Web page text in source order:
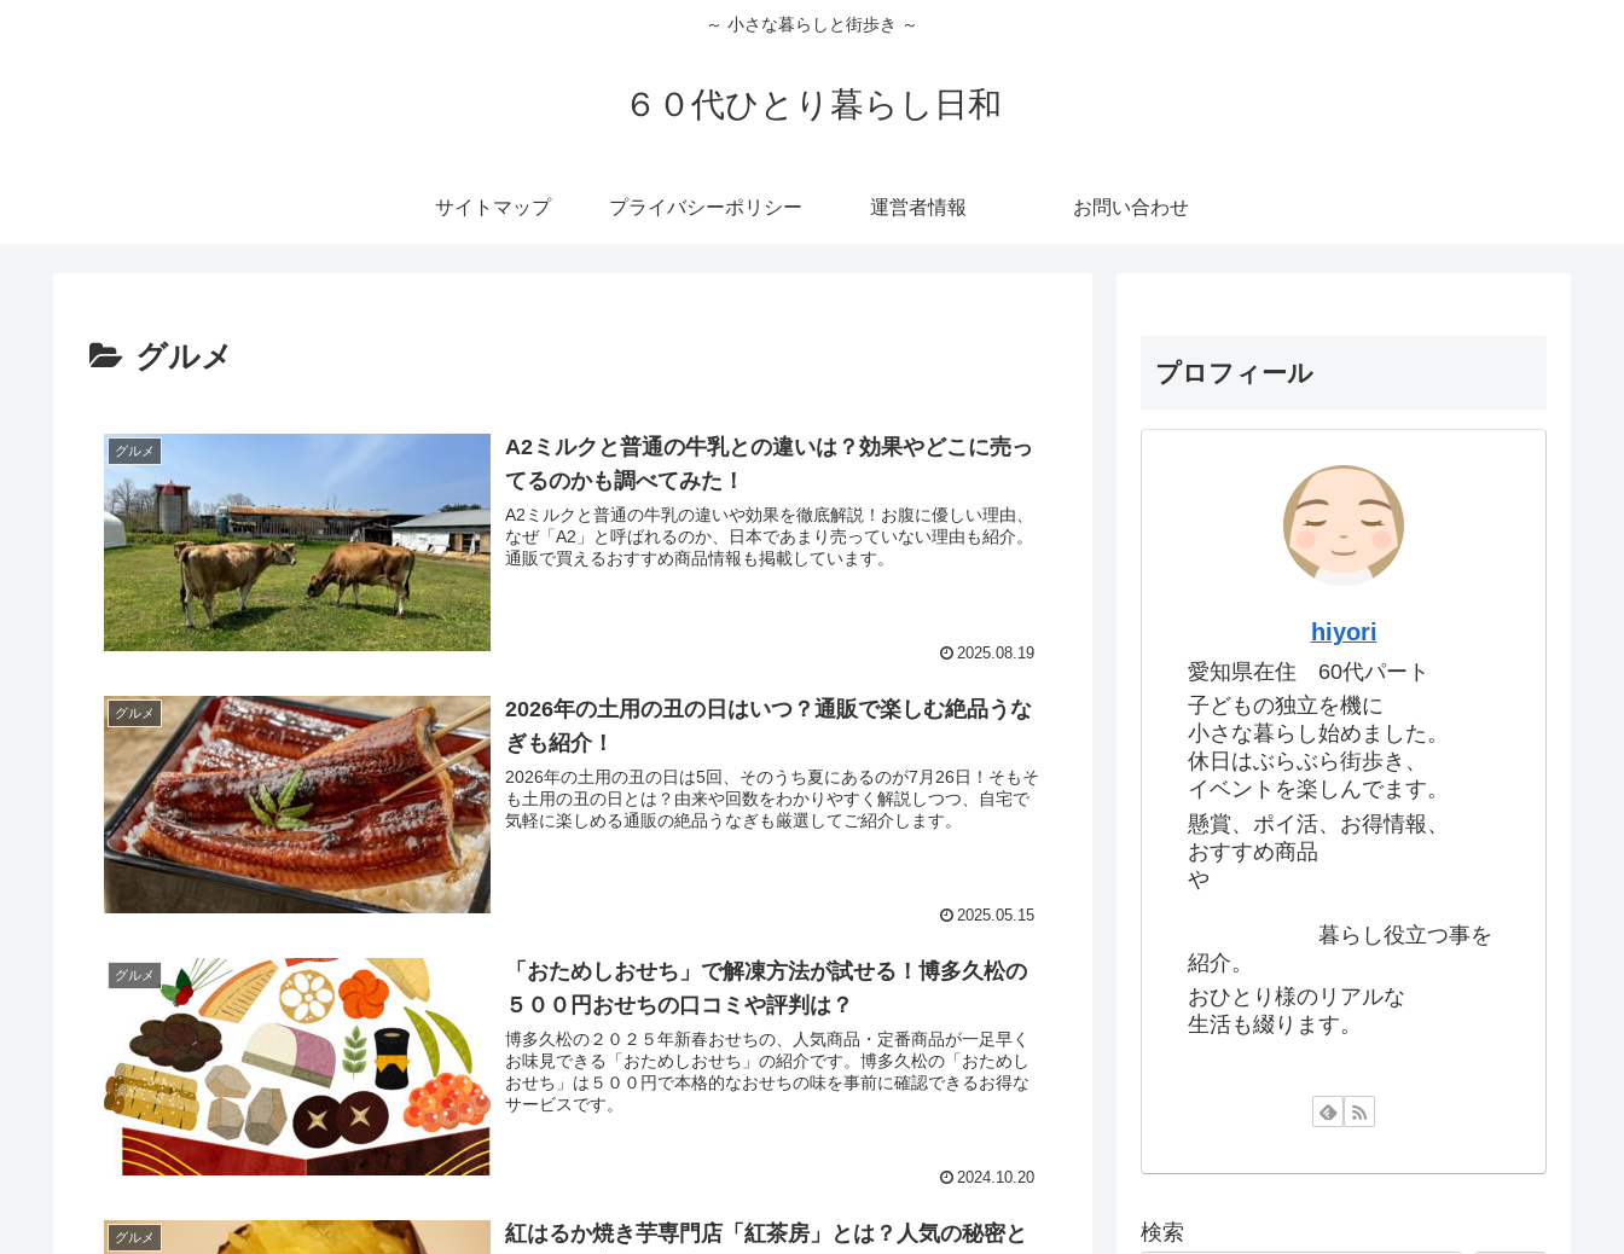
～ 小さな暮らしと街歩き ～
６０代ひとり暮らし日和
サイトマップ プライバシーポリシー 運営者情報 お問い合わせ
グルメ
グルメ
A2ミルクと普通の牛乳との違いは？効果やどこに売っ
てるのかも調べてみた！
A2ミルクと普通の牛乳の違いや効果を徹底解説！お腹に優しい理由、
なぜ「A2」と呼ばれるのか、日本であまり売っていない理由も紹介。
通販で買えるおすすめ商品情報も掲載しています。
2025.08.19
グルメ
2026年の土用の丑の日はいつ？通販で楽しむ絶品うな
ぎも紹介！
2026年の土用の丑の日は5回、そのうち夏にあるのが7月26日！そもそ
も土用の丑の日とは？由来や回数をわかりやすく解説しつつ、自宅で
気軽に楽しめる通販の絶品うなぎも厳選してご紹介します。
2025.05.15
グルメ
「おためしおせち」で解凍方法が試せる！博多久松の
５００円おせちの口コミや評判は？
博多久松の２０２５年新春おせちの、人気商品・定番商品が一足早く
お味見できる「おためしおせち」の紹介です。博多久松の「おためし
おせち」は５００円で本格的なおせちの味を事前に確認できるお得な
サービスです。
2024.10.20
グルメ
紅はるか焼き芋専門店「紅茶房」とは？人気の秘密と
プロフィール
hiyori
愛知県在住 60代パート
子どもの独立を機に
小さな暮らし始めました。
休日はぶらぶら街歩き、
イベントを楽しんでます。
懸賞、ポイ活、お得情報、
おすすめ商品
や
暮らし役立つ事を
紹介。
おひとり様のリアルな
生活も綴ります。
検索